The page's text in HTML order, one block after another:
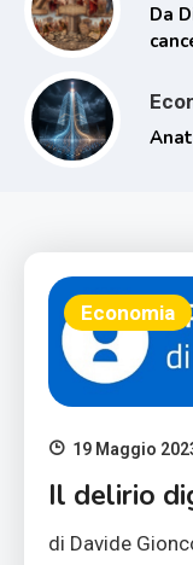
Da
Economia
19 Maggio
Il delirio
di Davide